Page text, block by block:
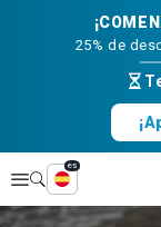
25% de
Explorar
es